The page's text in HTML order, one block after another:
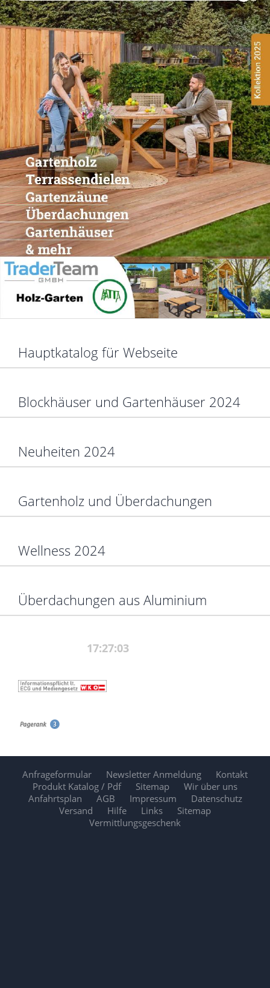
Hauptkatalog für Webseite
Blockhäuser und Gartenhäuser 2024
Neuheiten 2024
Gartenholz und Überdachungen
Wellness 2024
Überdachungen aus Aluminium
Anfrageformular Newsletter Anmeldung
Kontakt
Produkt Katalog / Pdf
Sitemap
Wir über uns
Anfahrtsplan
AGB Impressum
Datenschutz
Versand
Hilfe Links
Sitemap
Vermittlungsgeschenk